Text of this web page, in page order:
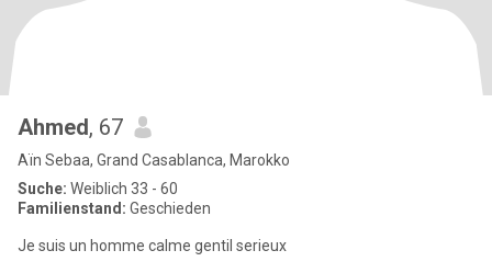
Ahmed, 67
Aïn Sebaa, Grand Casablanca, Marokko
Suche: Weiblich 33 - 60
Familienstand: Geschieden
Je suis un homme calme gentil serieux